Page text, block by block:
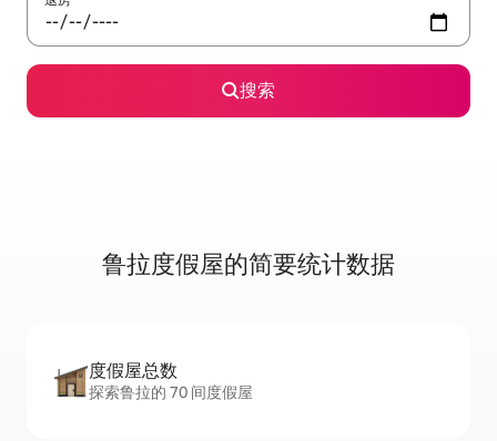
搜索
鲁拉度假屋的简要统计数据
度假屋总数
探索鲁拉的 70 间度假屋